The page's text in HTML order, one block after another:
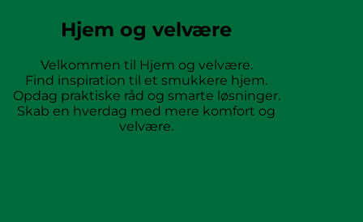
Hjem og velvære
Velkommen til Hjem og velvære.
Find inspiration til et smukkere hjem.
Opdag praktiske råd og smarte løsninger.
Skab en hverdag med mere komfort og
velvære.